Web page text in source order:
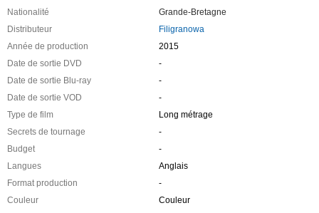
Nationalité
Grande-Bretagne
Distributeur
Filigranowa
Année de production
2015
Date de sortie DVD
-
Date de sortie Blu-ray
-
Date de sortie VOD
-
Type de film
Long métrage
Secrets de tournage
-
Budget
-
Langues
Anglais
Format production
-
Couleur
Couleur